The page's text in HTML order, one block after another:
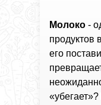
Молоко -
продуктов
его